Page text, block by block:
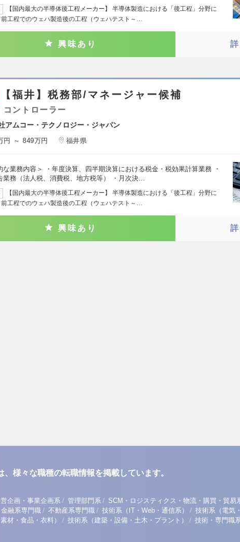
【国内最大の半導体後工程メーカー】 半導体製造における「後工程」分野に
工程でのウェハ製造後の工程（ウェハテスト～…
興味あり
【福井】税務部/マネージャー候補
コントローラー
アムコー・テクノロジー・ジャパン
円 ～ 849万円 福井県
な業務内容＞ ・年度決算、四半期決算における税金・税効果計算業務 ・
業務（法人税、消費税、地方税等） ・月次決…
【国内最大の半導体後工程メーカー】 半導体製造における「後工程」分野に
工程でのウェハ製造後の工程（ウェハテスト～…
興味あり
、様々な職種の転職情報を掲載しています。
企画・事業企画系 / 管理部門系 / SCM・ロジスティクス・物流・購買・貿易
金融系専門職 / 不動産系専門職 / 技術系（IT・Web・通信系） / 技術系（電気
素材・食品・衣料）
/ 技術系（建築・設備・土木・プラント） / 技術・専門職